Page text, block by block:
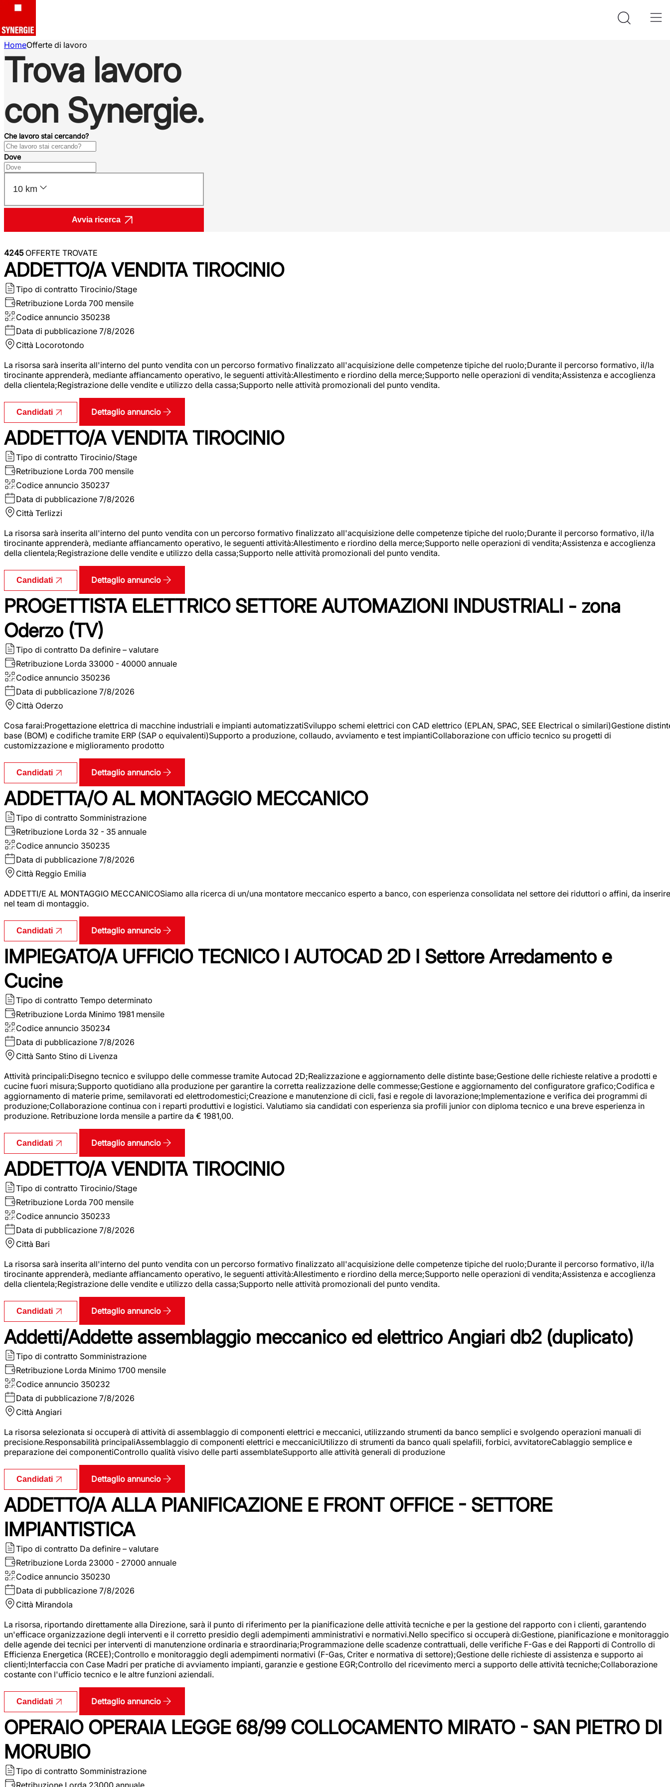
HomeOfferte di lavoro
Trova lavoro
con Synergie.
Che lavoro stai cercando?
Dove
10 km
Avvia ricerca
4245OFFERTE TROVATE
ADDETTO/A VENDITA TIROCINIO
Tipo di contratto Tirocinio/Stage
Retribuzione Lorda 700 mensile
Codice annuncio 350238
Data di pubblicazione 7/8/2026
Città Locorotondo
La risorsa sarà inserita all'interno del punto vendita con un percorso formativo finalizzato all'acquisizione delle competenze tipiche del ruolo;Durante il percorso formativo, il/la
tirocinante apprenderà, mediante affiancamento operativo, le seguenti attività:Allestimento e riordino della merce;Supporto nelle operazioni di vendita;Assistenza e accoglienza
della clientela;Registrazione delle vendite e utilizzo della cassa;Supporto nelle attività promozionali del punto vendita.
Candidati Dettaglio annuncio
ADDETTO/A VENDITA TIROCINIO
Tipo di contratto Tirocinio/Stage
Retribuzione Lorda 700 mensile
Codice annuncio 350237
Data di pubblicazione 7/8/2026
Città Terlizzi
La risorsa sarà inserita all'interno del punto vendita con un percorso formativo finalizzato all'acquisizione delle competenze tipiche del ruolo;Durante il percorso formativo, il/la
tirocinante apprenderà, mediante affiancamento operativo, le seguenti attività:Allestimento e riordino della merce;Supporto nelle operazioni di vendita;Assistenza e accoglienza
della clientela;Registrazione delle vendite e utilizzo della cassa;Supporto nelle attività promozionali del punto vendita.
Candidati Dettaglio annuncio
PROGETTISTA ELETTRICO SETTORE AUTOMAZIONI INDUSTRIALI - zona
Oderzo (TV)
Tipo di contratto Da definire – valutare
Retribuzione Lorda 33000 - 40000 annuale
Codice annuncio 350236
Data di pubblicazione 7/8/2026
Città Oderzo
Cosa farai:Progettazione elettrica di macchine industriali e impianti automatizzatiSviluppo schemi elettrici con CAD elettrico (EPLAN, SPAC, SEE Electrical o similari)Gestione
base (BOM) e codifiche tramite ERP (SAP o equivalenti)Supporto a produzione, collaudo, avviamento e test impiantiCollaborazione con ufficio tecnico su progetti di
customizzazione e miglioramento prodotto
Candidati Dettaglio annuncio
ADDETTA/O AL MONTAGGIO MECCANICO
Tipo di contratto Somministrazione
Retribuzione Lorda 32 - 35 annuale
Codice annuncio 350235
Data di pubblicazione 7/8/2026
Città Reggio Emilia
ADDETTI/E AL MONTAGGIO MECCANICOSiamo alla ricerca di un/una montatore meccanico esperto a banco, con esperienza consolidata nel settore dei riduttori o affini, da inserire
nel team di montaggio.
Candidati Dettaglio annuncio
IMPIEGATO/A UFFICIO TECNICO I AUTOCAD 2D I Settore Arredamento e
Cucine
Tipo di contratto Tempo determinato
Retribuzione Lorda Minimo 1981 mensile
Codice annuncio 350234
Data di pubblicazione 7/8/2026
Città Santo Stino di Livenza
Attività principali:Disegno tecnico e sviluppo delle commesse tramite Autocad 2D;Realizzazione e aggiornamento delle distinte base;Gestione delle richieste relative a prodotti e
cucine fuori misura;Supporto quotidiano alla produzione per garantire la corretta realizzazione delle commesse;Gestione e aggiornamento del configuratore grafico;Codifica e
aggiornamento di materie prime, semilavorati ed elettrodomestici;Creazione e manutenzione di cicli, fasi e regole di lavorazione;Implementazione e verifica dei programmi di
produzione;Collaborazione continua con i reparti produttivi e logistici. Valutiamo sia candidati con esperienza sia profili junior con diploma tecnico e una breve esperienza in
produzione. Retribuzione lorda mensile a partire da € 1981,00.
Candidati Dettaglio annuncio
ADDETTO/A VENDITA TIROCINIO
Tipo di contratto Tirocinio/Stage
Retribuzione Lorda 700 mensile
Codice annuncio 350233
Data di pubblicazione 7/8/2026
Città Bari
La risorsa sarà inserita all'interno del punto vendita con un percorso formativo finalizzato all'acquisizione delle competenze tipiche del ruolo;Durante il percorso formativo, il/la
tirocinante apprenderà, mediante affiancamento operativo, le seguenti attività:Allestimento e riordino della merce;Supporto nelle operazioni di vendita;Assistenza e accoglienza
della clientela;Registrazione delle vendite e utilizzo della cassa;Supporto nelle attività promozionali del punto vendita.
Candidati Dettaglio annuncio
Addetti/Addette assemblaggio meccanico ed elettrico Angiari db2 (duplicato)
Tipo di contratto Somministrazione
Retribuzione Lorda Minimo 1700 mensile
Codice annuncio 350232
Data di pubblicazione 7/8/2026
Città Angiari
La risorsa selezionata si occuperà di attività di assemblaggio di componenti elettrici e meccanici, utilizzando strumenti da banco semplici e svolgendo operazioni manuali di
precisione.Responsabilità principaliAssemblaggio di componenti elettrici e meccaniciUtilizzo di strumenti da banco quali spelafili, forbici, avvitatoreCablaggio semplice e
preparazione dei componentiControllo qualità visivo delle parti assemblateSupporto alle attività generali di produzione
Candidati Dettaglio annuncio
ADDETTO/A ALLA PIANIFICAZIONE E FRONT OFFICE - SETTORE
IMPIANTISTICA
Tipo di contratto Da definire – valutare
Retribuzione Lorda 23000 - 27000 annuale
Codice annuncio 350230
Data di pubblicazione 7/8/2026
Città Mirandola
La risorsa, riportando direttamente alla Direzione, sarà il punto di riferimento per la pianificazione delle attività tecniche e per la gestione del rapporto con i clienti, garantendo
un'efficace organizzazione degli interventi e il corretto presidio degli adempimenti amministrativi e normativi.Nello specifico si occuperà di:Gestione, pianificazione e monitoraggio
delle agende dei tecnici per interventi di manutenzione ordinaria e straordinaria;Programmazione delle scadenze contrattuali, delle verifiche F-Gas e dei Rapporti di Controllo di
Efficienza Energetica (RCEE);Controllo e monitoraggio degli adempimenti normativi (F-Gas, Criter e normativa di settore);Gestione delle richieste di assistenza e supporto ai
clienti;Interfaccia con Case Madri per pratiche di avviamento impianti, garanzie e gestione EGR;Controllo del ricevimento merci a supporto delle attività tecniche;Collaborazione
costante con l'ufficio tecnico e le altre funzioni aziendali.
Candidati Dettaglio annuncio
OPERAIO OPERAIA LEGGE 68/99 COLLOCAMENTO MIRATO - SAN PIETRO DI
MORUBIO
Tipo di contratto Somministrazione
Retribuzione Lorda 23000 annuale